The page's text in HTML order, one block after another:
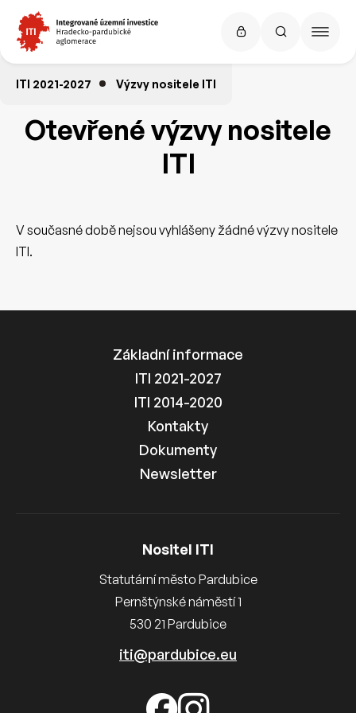
ITI 2021-2027 Výzvy nositele ITI
Otevřené výzvy nositele
ITI
V současné době nejsou vyhlášeny žádné výzvy nositele
ITI.
Základní informace
ITI 2021-2027
ITI 2014-2020
Kontakty
Dokumenty
Newsletter
Nositel ITI
Statutární město Pardubice
Pernštýnské náměstí 1
530 21 Pardubice
iti@pardubice.eu